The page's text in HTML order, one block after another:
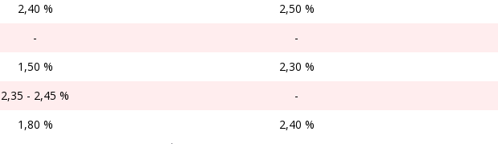
2,40 %
2,50 %
-
-
1,50 %
2,30 %
2,35 - 2,45 %
-
1,80 %
2,40 %